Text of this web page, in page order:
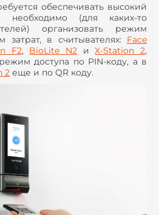
обеспечивать высокий
(для каких-то
организовать режим
в считывателях: Face
F2, BioLite N2 иX-Station 2,
доступа по PIN-коду, а в
2 еще и по QR коду.